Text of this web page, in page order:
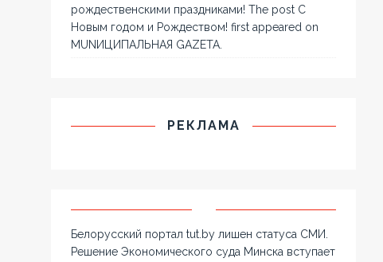
рождественскими праздниками! The post С
Новым годом и Рождеством! first appeared on
MUNИЦИПАЛЬНАЯ GAZЕТА.
РЕКЛАМА
Белорусский портал tut.by лишен статуса СМИ.
Решение Экономического суда Минска вступает